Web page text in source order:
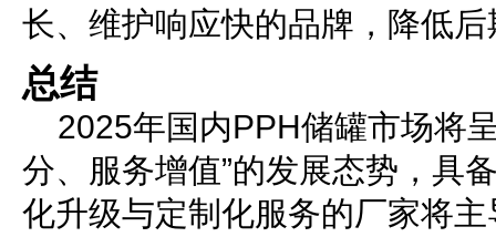
长、维护响应快的品牌，降低
总结
2025年国内PPH储罐市场将
分、服务增值”的发展态势，具
化升级与定制化服务的厂家将